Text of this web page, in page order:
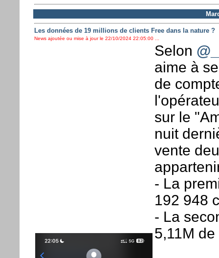
Les données de 19 millions de clients Free dans la nature ?
News ajoutée ou mise à jour le 22/10/2024 22:05:00 ...
Selon
aime à
de
sur le
nuit
vente
- La
192 948
- La
5,11M